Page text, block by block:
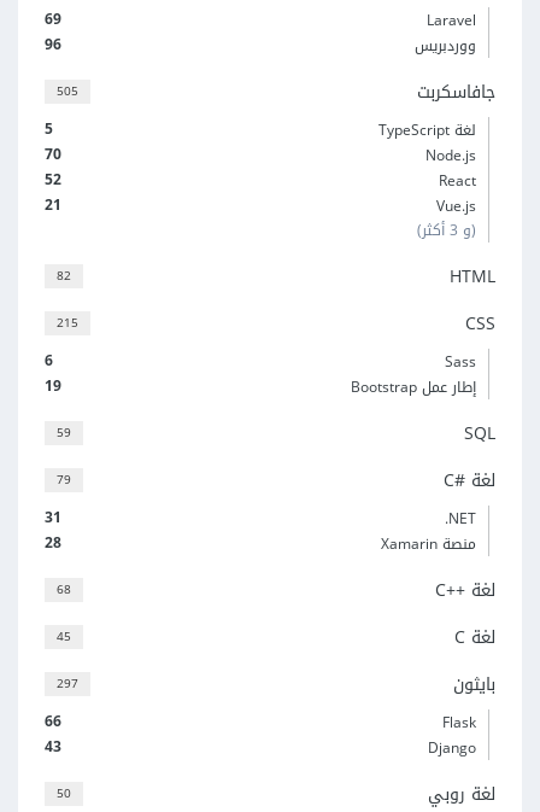
69
Laravel
96
ووردبريس
505 جافاسكربت
5
لغة TypeScript
70
Node.js
52
React
21
Vue.js
(و 3 أكثر)
82 HTML
215 CSS
6
Sass
19
إطار عمل Bootstrap
59 SQL
79 لغة C#‎
31
‎.NET
28
منصة Xamarin
68 لغة C++‎
45 لغة C
297 بايثون
66
Flask
43
Django
50 لغة روبي